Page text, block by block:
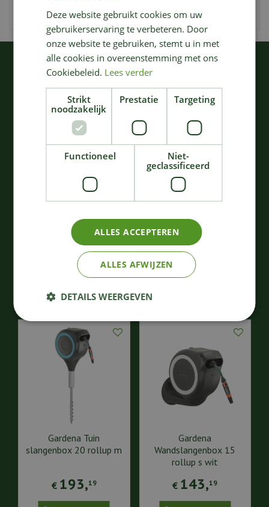
KIJK OOK EENS NAAR:
Gardena
rollup m/l wit
202,99
Bestellen
Gardena
pel
€ 66
Bestellen
Gardena Tuin
slangenbox 20 rollup m
€ 193,19
Gardena
Wandslangenbox 15
rollup s wit
€ 143,19
Deze website gebruikt cookies om uw
gebruikerservaring te verbeteren. Door
onze website te gebruiken, stemt u in met
alle cookies in overeenstemming met ons
Cookiebeleid. Lees verder
Strikt
noodzakelijk
Prestatie Targeting
Functioneel
Niet-
geclassificeerd
ALLES ACCEPTEREN
ALLES AFWIJZEN
DETAILS WEERGEVEN